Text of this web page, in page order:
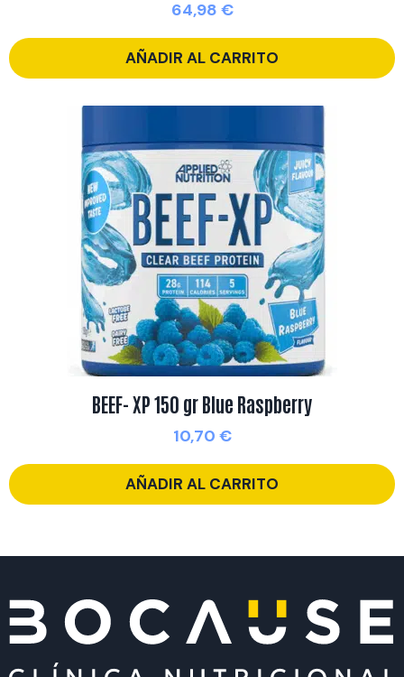
64,98 €
AÑADIR AL CARRITO
BEEF- XP 150 gr Blue Raspberry
10,70 €
AÑADIR AL CARRITO